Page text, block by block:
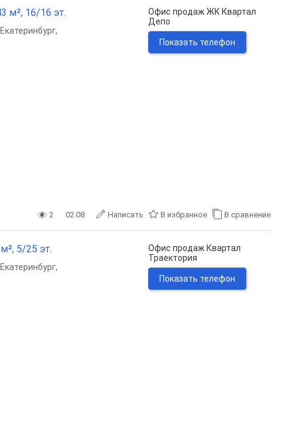
м², 16/16 эт.
Екатеринбург,
Офис продаж ЖК Квартал
Депо
Показать телефон
2 02.08 Написать В избранное В сравнение
5/25 эт.
Екатеринбург,
Офис продаж Квартал
Траектория
Показать телефон